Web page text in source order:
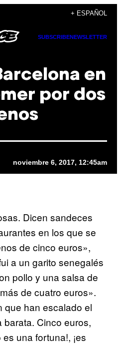
+ ESPAÑOL
SUBSCRIBENEWSLETTER
en
por dos
noviembre 6, 2017, 12:45am
Dicen sandeces
en los que se
de cinco euros»,
a un garito senegalés
pollo y una salsa de
de cuatro euros».
que han escalado el
barata. Cinco euros,
una fortuna!, ¡es